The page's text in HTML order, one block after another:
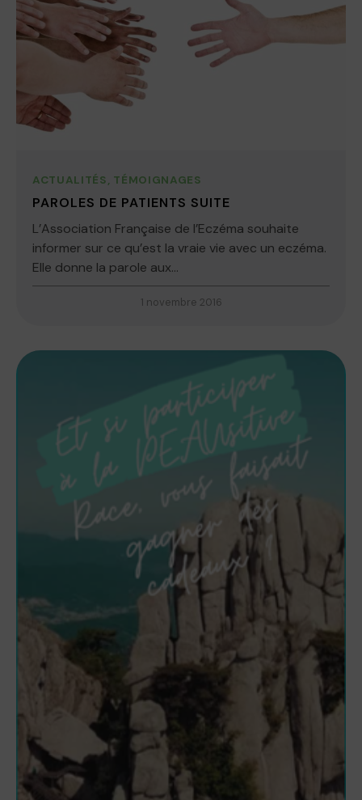
ACTUALITÉS, TÉMOIGNAGES
PAROLES DE PATIENTS SUITE
L’Association Française de l’Eczéma souhaite
informer sur ce qu’est la vraie vie avec un eczéma.
Elle donne la parole aux...
1 novembre 2016